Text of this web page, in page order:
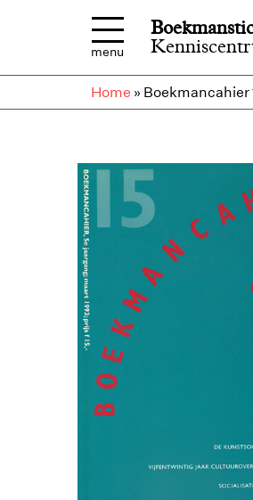
menu
Home » Boekmancahier